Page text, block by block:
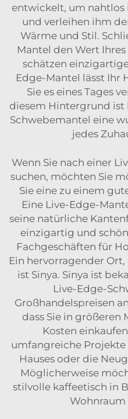
entwickelt, um nahtlos
und verleihen ihm
Wärme und Stil.
Mantel den Wert
schätzen
Edge-Mantel lässt Ihr
Sie es eines Tages
diesem Hintergrund ist
Schwebemantel eine
jedes
Wenn Sie nach einer
suchen, möchten Sie
Sie eine zu einem
Eine Live-Edge-
seine natürliche
einzigartig und
Fachgeschäften für
Ein hervorragender
ist Sinya. Sinya ist
Live-Edge-
Großhandelspreisen
dass Sie in größeren
Kosten
umfangreiche Projekte
Hauses oder die
Möglicherweise
stilvolle kaffeetisch in
Wohnraum